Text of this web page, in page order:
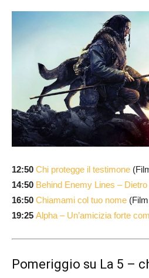
12:50 Chi protegge il testimone
14:50 Behind Enemy Lines –
16:50 Chiamami col tuo nome
19:25 Alpha – Un’amicizia forte
Pomeriggio su La 5 –